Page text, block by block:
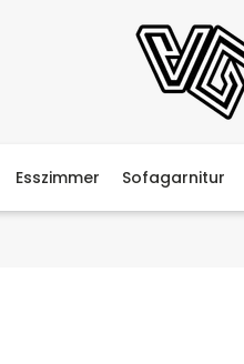
Esszimmer Sofagarnitur